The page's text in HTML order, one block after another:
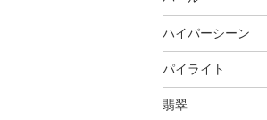
ハイパーシーン
パイライト
翡翠